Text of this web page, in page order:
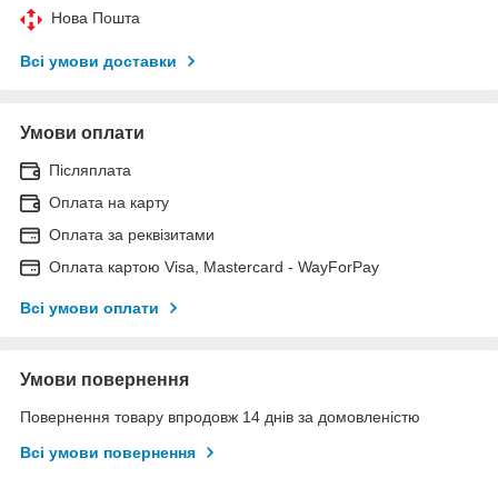
Нова Пошта
Всі умови доставки
Умови оплати
Післяплата
Оплата на карту
Оплата за реквізитами
Оплата картою Visa, Mastercard - WayForPay
Всі умови оплати
Умови повернення
Повернення товару впродовж 14 днів за домовленістю
Всі умови повернення